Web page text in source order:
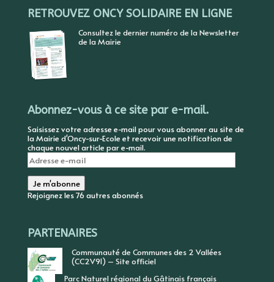
RETROUVEZ ONCY SOLIDAIRE EN LIGNE
Consultez le dernier numéro de la Newsletter
de la Mairie
Abonnez-vous à ce site par e-mail.
Saisissez votre adresse e-mail pour vous abonner au site de
la Mairie d'Oncy-sur-Ecole et recevoir une notification de
chaque nouvel article par e-mail.
Adresse
e-
mail
Je m'abonne
Rejoignez les 76 autres abonnés
PARTENAIRES
Communauté de Communes des 2 Vallées
(CC2V91) – Site officiel
Parc Naturel régional du Gâtinais français